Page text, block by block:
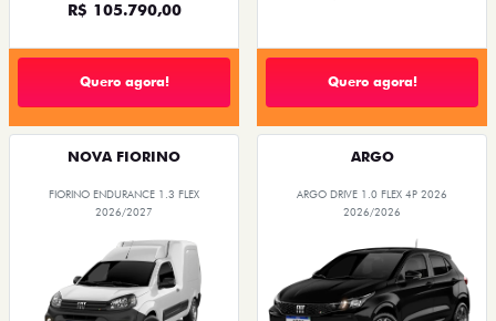
R$ 105.790,00
Quero agora! Quero agora!
NOVA FIORINO
FIORINO ENDURANCE 1.3 FLEX
2026/2027
ARGO
ARGO DRIVE 1.0 FLEX 4P 2026
2026/2026